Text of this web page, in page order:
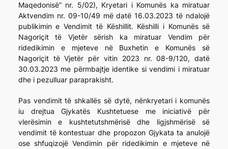
Maqedonisë” nr. 5/02), Kryetari i Komunës ka miratuar
Aktvendim nr. 09-10/49 më datë 16.03.2023 të ndalojë
publikimin e Vendimit të Këshillit. Këshilli i Komunës së
Nagoriçit të Vjetër sërish ka miratuar Vendim për
ridedikimin e mjeteve në Buxhetin e Komunës së
Nagoriçit të Vjetër për vitin 2023 nr. 08-9/120, datë
30.03.2023 me përmbajtje identike si vendimi i miratuar
dhe i pezulluar paraprakisht.
Pas vendimit të shkallës së dytë, nënkryetari i komunës
iu drejtua Gjykatës Kushtetuese me iniciativë për
vlerësimin e kushtetutshmërisë dhe ligjshmërisë së
vendimit të kontestuar dhe propozon Gjykata ta anulojë
ose shfuqizojë Vendimin për ridedikimin e mjeteve në